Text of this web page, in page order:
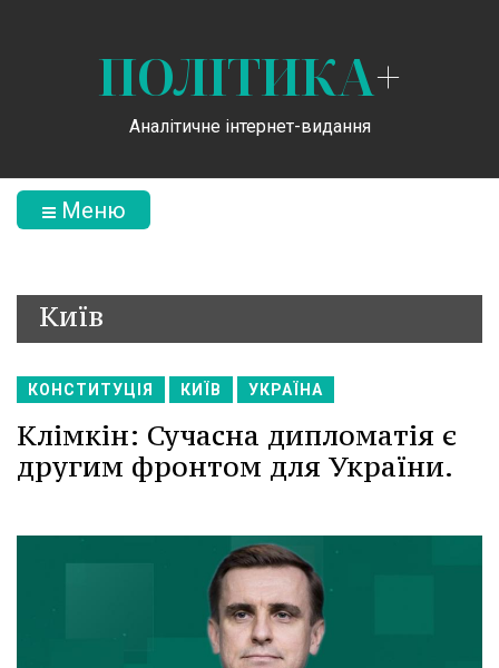
ПОЛІТИКА+
Аналітичне інтернет-видання
Меню
Київ
КОНСТИТУЦІЯ КИЇВ УКРАЇНА
Клімкін: Сучасна дипломатія є
другим фронтом для України.